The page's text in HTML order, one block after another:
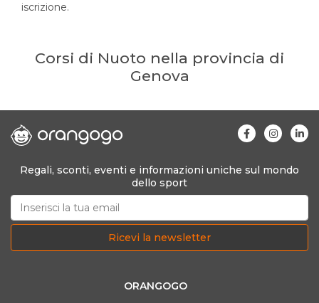
iscrizione.
Corsi di Nuoto nella provincia di
Genova
Regali, sconti, eventi e informazioni uniche sul mondo
dello sport
Ricevi la newsletter
ORANGOGO